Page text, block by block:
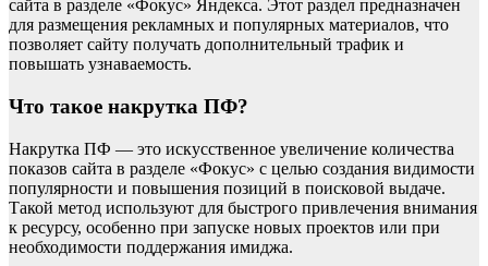
сайта в разделе «Фокус» Яндекса. Этот раздел предназначен
для размещения рекламных и популярных материалов, что
позволяет сайту получать дополнительный трафик и
повышать узнаваемость.
Что такое накрутка ПФ?
Накрутка ПФ — это искусственное увеличение количества
показов сайта в разделе «Фокус» с целью создания видимости
популярности и повышения позиций в поисковой выдаче.
Такой метод используют для быстрого привлечения внимания
к ресурсу, особенно при запуске новых проектов или при
необходимости поддержания имиджа.